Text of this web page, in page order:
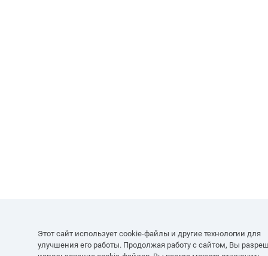
Этот сайт использует cookie-файлы и другие технологии для
улучшения его работы. Продолжая работу с сайтом, Вы